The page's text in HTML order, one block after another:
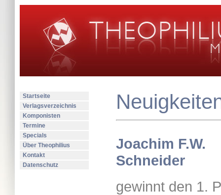
Startseite
Verlagsverzeichnis
Komponisten
Termine
Specials
Über Theophilius
Kontakt
Datenschutz
Joachim F.W.
Schneider
gewinnt den 1.